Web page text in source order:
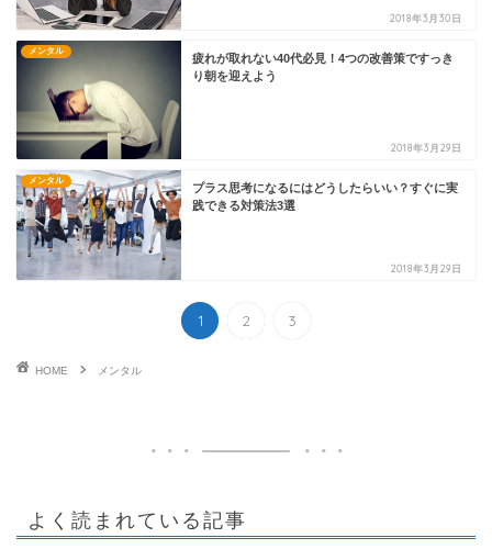
2018年3月30日
メンタル
疲れが取れない40代必見！4つの改善策ですっき
り朝を迎えよう
2018年3月29日
メンタル
プラス思考になるにはどうしたらいい？すぐに実
践できる対策法3選
2018年3月29日
1 2 3
HOME メンタル
よく読まれている記事